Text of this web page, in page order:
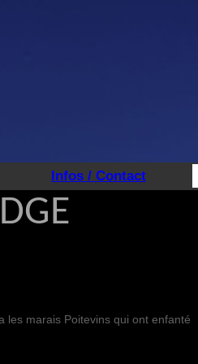
Infos / Contact
les marais Poitevins qui ont enfanté